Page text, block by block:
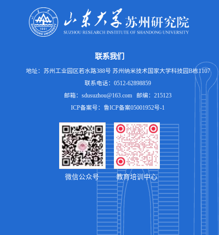
联系我们
地址：苏州工业园区若水路388号 苏州纳米技术国家大学科技园B栋1107
联系电话：0512-62898859
邮箱：sdusuzhou@163.com 邮编：215123
ICP备案号：鲁ICP备案05001952号-1
微信公众号 教育培训中心